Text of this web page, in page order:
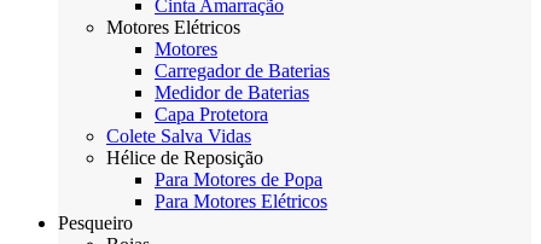
Cinta Amarração
Motores Elétricos
Motores
Carregador de Baterias
Medidor de Baterias
Capa Protetora
Colete Salva Vidas
Hélice de Reposição
Para Motores de Popa
Para Motores Elétricos
Pesqueiro